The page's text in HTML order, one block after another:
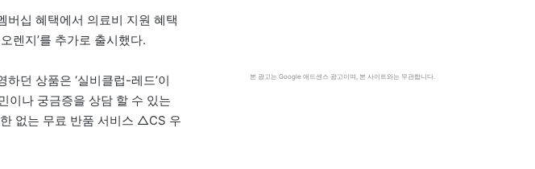
십 혜택에서 의료비 지원 혜택
렌지’를 추가로 출시했다.
던 상품은 ‘실비클럽-레드’이
이나 궁금증을 상담 할 수 있는
없는 무료 반품 서비스 △CS 우
본 광고는 Google 애드센스 광고이며, 본 사이트와는 무관합니다.